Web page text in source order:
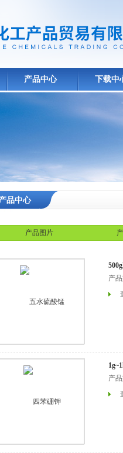
产品中心 下载中
品中心
产品图片
产
产